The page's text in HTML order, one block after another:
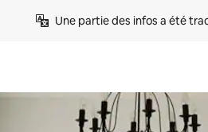
Une partie des infos a été